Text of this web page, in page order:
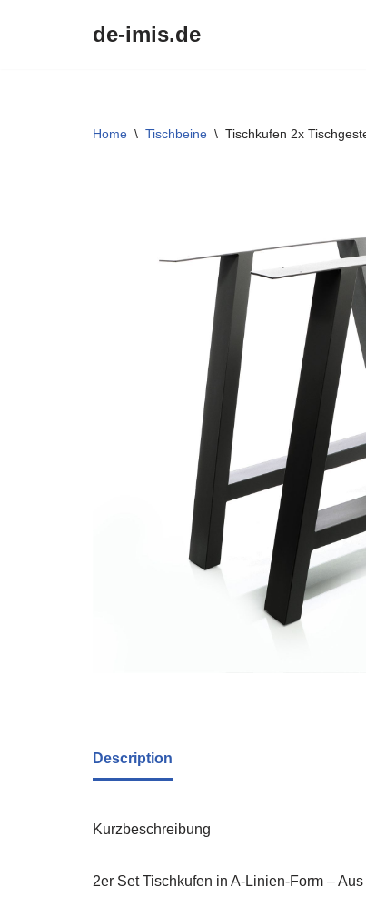
de-imis.de
Home \ Tischbeine \ Tischkufen 2x
Description
Kurzbeschreibung
2er Set Tischkufen in A-Linien-Form –